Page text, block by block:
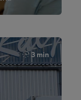
3 min